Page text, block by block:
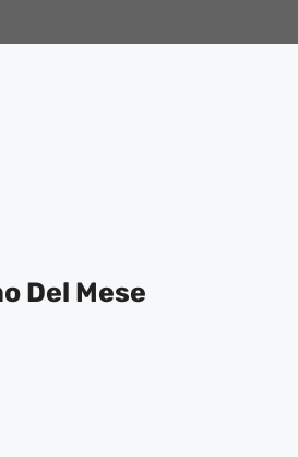
Del Mese